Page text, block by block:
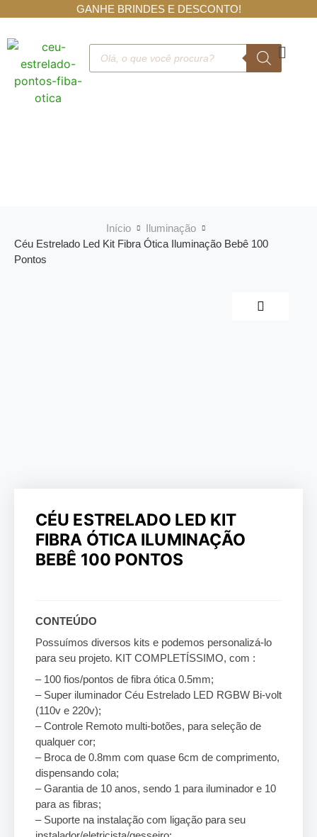
GANHE BRINDES E DESCONTO!
Início
Iluminação
Céu Estrelado Led Kit Fibra Ótica Iluminação Bebê 100
Pontos
CÉU ESTRELADO LED KIT
FIBRA ÓTICA ILUMINAÇÃO
BEBÊ 100 PONTOS
CONTEÚDO
Possuímos diversos kits e podemos personalizá-lo
para seu projeto. KIT COMPLETÍSSIMO, com :
– 100 fios/pontos de fibra ótica 0.5mm;
– Super iluminador Céu Estrelado LED RGBW Bi-volt
(110v e 220v);
– Controle Remoto multi-botões, para seleção de
qualquer cor;
– Broca de 0.8mm com quase 6cm de comprimento,
dispensando cola;
– Garantia de 10 anos, sendo 1 para iluminador e 10
para as fibras;
– Suporte na instalação com ligação para seu